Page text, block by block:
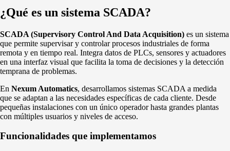
¿Qué es un sistema SCADA?
SCADA (Supervisory Control And Data Acquisition) es un sistema
que permite supervisar y controlar procesos industriales de forma
remota y en tiempo real. Integra datos de PLCs, sensores y actuadores
en una interfaz visual que facilita la toma de decisiones y la detección
temprana de problemas.
En Nexum Automatics, desarrollamos sistemas SCADA a medida
que se adaptan a las necesidades específicas de cada cliente. Desde
pequeñas instalaciones con un único operador hasta grandes plantas
con múltiples usuarios y niveles de acceso.
Funcionalidades que implementamos